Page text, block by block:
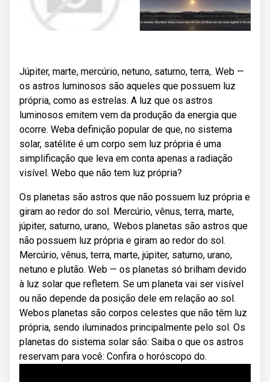
Júpiter, marte, mercúrio, netuno, saturno, terra,. Web —
os astros luminosos são aqueles que possuem luz
própria, como as estrelas. A luz que os astros
luminosos emitem vem da produção da energia que
ocorre. Weba definição popular de que, no sistema
solar, satélite é um corpo sem luz própria é uma
simplificação que leva em conta apenas a radiação
visível. Webo que não tem luz própria?
Os planetas são astros que não possuem luz própria e
giram ao redor do sol. Mercúrio, vênus, terra, marte,
júpiter, saturno, urano,. Webos planetas são astros que
não possuem luz própria e giram ao redor do sol.
Mercúrio, vênus, terra, marte, júpiter, saturno, urano,
netuno e plutão. Web — os planetas só brilham devido
à luz solar que refletem. Se um planeta vai ser visível
ou não depende da posição dele em relação ao sol.
Webos planetas são corpos celestes que não têm luz
própria, sendo iluminados principalmente pelo sol. Os
planetas do sistema solar são: Saiba o que os astros
reservam para você: Confira o horóscopo do.